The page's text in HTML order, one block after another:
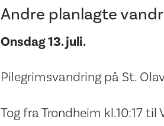
Andre planlagte
Onsdag 13. juli.
Pilegrimsvandring på St.
Tog fra Trondheim kl.10:17